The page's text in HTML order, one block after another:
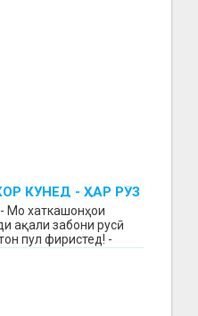
КУНЕД - ҲАР РӮЗ
Мо хаткашонҳои
ақали забони русӣ
пул фиристед! -